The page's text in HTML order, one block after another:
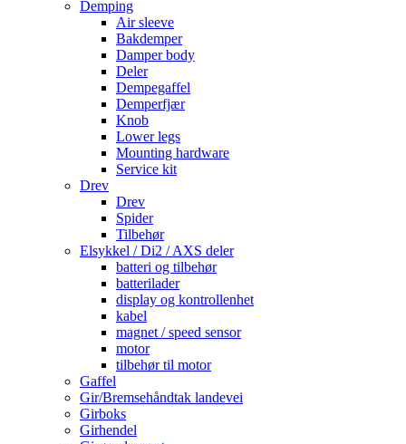
Demping
Air sleeve
Bakdemper
Damper body
Deler
Dempegaffel
Demperfjær
Knob
Lower legs
Mounting hardware
Service kit
Drev
Drev
Spider
Tilbehør
Elsykkel / Di2 / AXS deler
batteri og tilbehør
batterilader
display og kontrollenhet
kabel
magnet / speed sensor
motor
tilbehør til motor
Gaffel
Gir/Bremsehåndtak landevei
Girboks
Girhendel